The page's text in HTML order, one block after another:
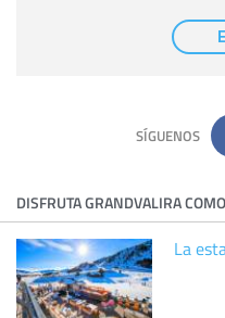
con
nuestra entidad que esté
tener conocimiento de la
comunicarán datos a
adicional y detallada
política de privacidad
SÍGUENOS
DISFRUTA GRANDVALIRA
La